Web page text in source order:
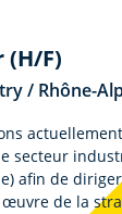
(H/F)
/ Rhône-
secteur
afin de
de la